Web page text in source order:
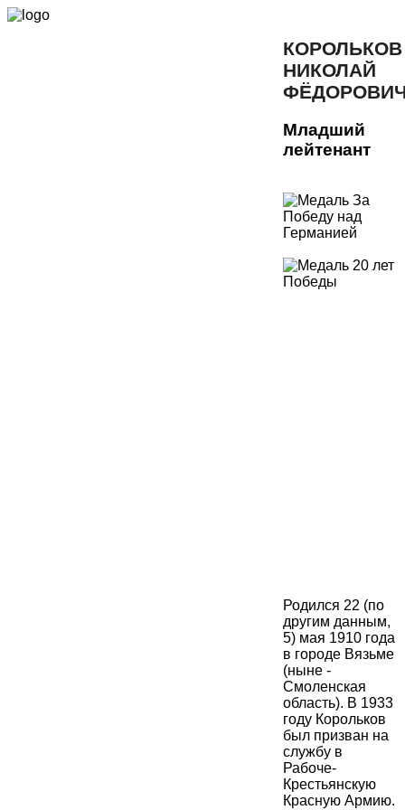
КОРОЛЬКОВ
НИКОЛАЙ
Младший
лейтенант
Родился 22 (по
другим данным,
5) мая 1910 года
в городе Вязьме
(ныне -
Смоленская
область). В 1933
году Корольков
был призван на
службу в
Рабоче-
Крестьянскую
Красную Армию.